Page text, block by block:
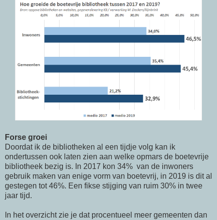
Forse groei
Doordat ik de bibliotheken al een tijdje volg kan ik
ondertussen ook laten zien aan welke opmars de boetevrije
bibliotheek bezig is. In 2017 kon 34% van de inwoners
gebruik maken van enige vorm van boetevrij, in 2019 is dit al
gestegen tot 46%. Een fikse stijging van ruim 30% in twee
jaar tijd.
In het overzicht zie je dat procentueel meer gemeenten dan